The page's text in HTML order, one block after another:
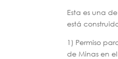
Esta es una
está
1) Permiso
de Minas en